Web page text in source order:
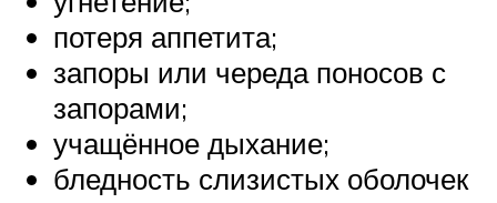
потеря аппетита;
запоры или череда поносов с
запорами;
учащённое дыхание;
бледность слизистых оболочек